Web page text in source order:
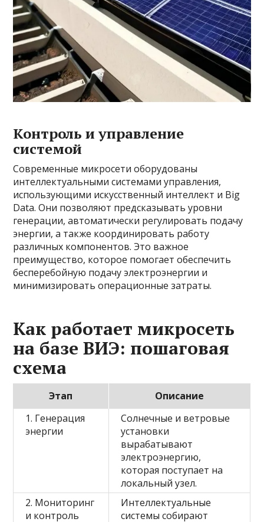
Контроль и управление
системой
Современные микросети оборудованы
интеллектуальными системами управления,
использующими искусственный интеллект и Big
Data. Они позволяют предсказывать уровни
генерации, автоматически регулировать подачу
энергии, а также координировать работу
различных компонентов. Это важное
преимущество, которое помогает обеспечить
бесперебойную подачу электроэнергии и
минимизировать операционные затраты.
Как работает микросеть
на базе ВИЭ: пошаговая
схема
Этап
Описание
1. Генерация
энергии
Солнечные и ветровые
установки
вырабатывают
электроэнергию,
которая поступает на
локальный узел.
2. Мониторинг
и контроль
Интеллектуальные
системы собирают